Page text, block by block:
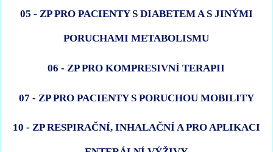
05 - ZP PRO PACIENTY S DIABETEM A S JINÝMI
PORUCHAMI METABOLISMU
06 - ZP PRO KOMPRESIVNÍ TERAPII
07 - ZP PRO PACIENTY S PORUCHOU MOBILITY
10 - ZP RESPIRAČNÍ, INHALAČNÍ A PRO APLIKACI